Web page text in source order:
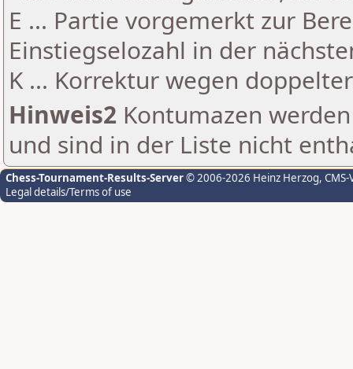
E ... Partie vorgemerkt zur
Einstiegselozahl in der
K ... Korrektur wegen
Hinweis2 Kontumazen
und sind in der Liste nicht
Chess-Tournament-Results-Server© 2006-2026 Heinz Herzog,
Legal details/Terms of use